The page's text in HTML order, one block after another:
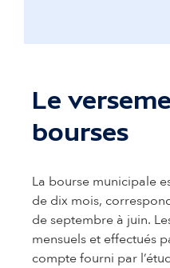
Le
bourses
La bourse municipale
de dix mois,
de septembre à juin.
mensuels et effectués
compte fourni par